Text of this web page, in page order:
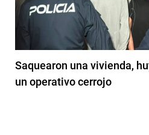
Saquearon una vivienda,
un operativo cerrojo